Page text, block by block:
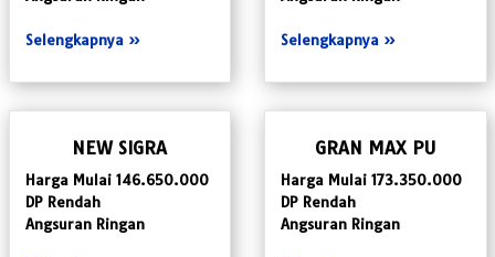
Selengkapnya » Selengkapnya »
NEW SIGRA
Harga Mulai 146.650.000
DP Rendah
Angsuran Ringan
GRAN MAX PU
Harga Mulai 173.350.000
DP Rendah
Angsuran Ringan